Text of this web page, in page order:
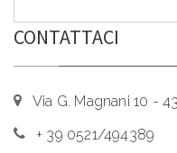
CONTATTACI
Via G. Magnani 10 -
+ 39 0521/494389